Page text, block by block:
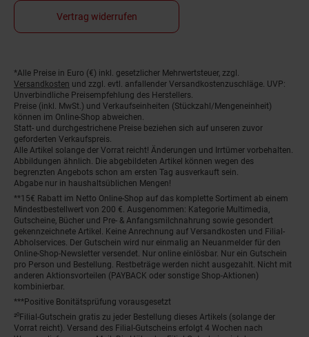
Vertrag widerrufen
Fußnoten
*Alle Preise in Euro (€) inkl. gesetzlicher Mehrwertsteuer, zzgl.
Versandkosten und zzgl. evtl. anfallender Versandkostenzuschläge. UVP:
Unverbindliche Preisempfehlung des Herstellers.
Preise (inkl. MwSt.) und Verkaufseinheiten (Stückzahl/Mengeneinheit)
können im Online-Shop abweichen.
Statt- und durchgestrichene Preise beziehen sich auf unseren zuvor
geforderten Verkaufspreis.
Alle Artikel solange der Vorrat reicht! Änderungen und Irrtümer vorbehalten.
Abbildungen ähnlich. Die abgebildeten Artikel können wegen des
begrenzten Angebots schon am ersten Tag ausverkauft sein.
Abgabe nur in haushaltsüblichen Mengen!
**15€ Rabatt im Netto Online-Shop auf das komplette Sortiment ab einem
Mindestbestellwert von 200 €. Ausgenommen: Kategorie Multimedia,
Gutscheine, Bücher und Pre- & Anfangsmilchnahrung sowie gesondert
gekennzeichnete Artikel. Keine Anrechnung auf Versandkosten und Filial-
Abholservices. Der Gutschein wird nur einmalig an Neuanmelder für den
Online-Shop-Newsletter versendet. Nur online einlösbar. Nur ein Gutschein
pro Person und Bestellung. Restbeträge werden nicht ausgezahlt. Nicht mit
anderen Aktionsvorteilen (PAYBACK oder sonstige Shop-Aktionen)
kombinierbar.
***Positive Bonitätsprüfung vorausgesetzt
²⁰Filial-Gutschein gratis zu jeder Bestellung dieses Artikels (solange der
Vorrat reicht). Versand des Filial-Gutscheins erfolgt 4 Wochen nach